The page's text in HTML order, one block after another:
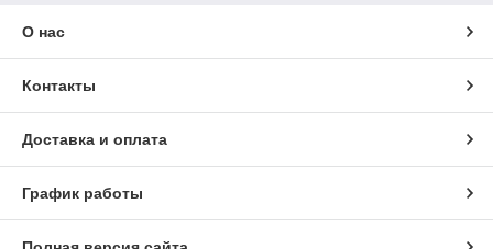
О нас
Контакты
Доставка и оплата
График работы